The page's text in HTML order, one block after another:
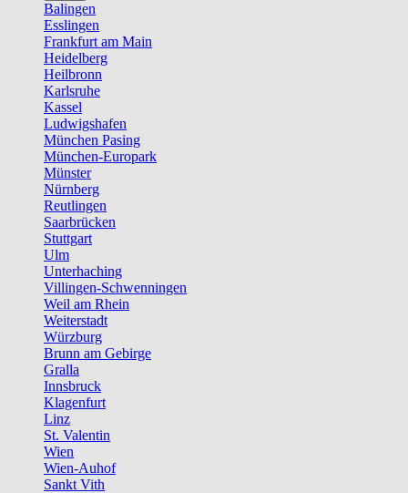
Balingen
Esslingen
Frankfurt am Main
Heidelberg
Heilbronn
Karlsruhe
Kassel
Ludwigshafen
München Pasing
München-Europark
Münster
Nürnberg
Reutlingen
Saarbrücken
Stuttgart
Ulm
Unterhaching
Villingen-Schwenningen
Weil am Rhein
Weiterstadt
Würzburg
Brunn am Gebirge
Gralla
Innsbruck
Klagenfurt
Linz
St. Valentin
Wien
Wien-Auhof
Sankt Vith